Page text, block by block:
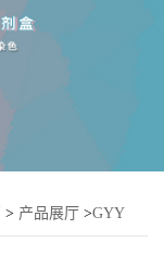
> 产品展厅 >GYY